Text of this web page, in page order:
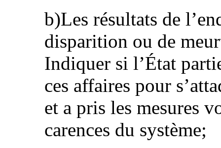
b)Les résultats de
disparition ou de
Indiquer si l’État
ces affaires pour
et a pris les mesures
carences du système;